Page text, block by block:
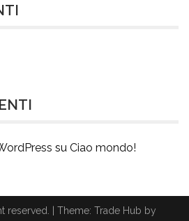
su Ciao mondo!
reserved. Theme: Trade Hub by